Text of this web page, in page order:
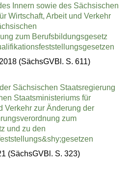
Innern sowie des Sächsischen
Wirtschaft, Arbeit und Verkehr
zum Berufsbildungsgesetz
(SächsGVBl. S. 611)
Sächsischen Staatsregierung
Staatsministeriums für
Verkehr zur Änderung der
zum
und zu den
(SächsGVBl. S. 323)